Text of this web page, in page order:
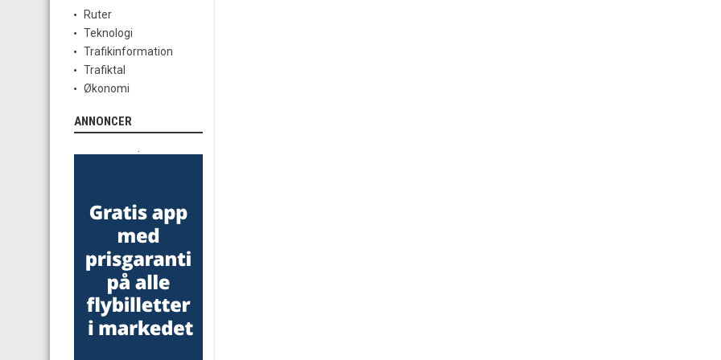
Ruter
Teknologi
Trafikinformation
Trafiktal
Økonomi
ANNONCER